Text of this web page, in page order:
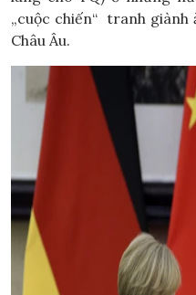
„cuộc chiến“ tranh giành
Châu Âu.